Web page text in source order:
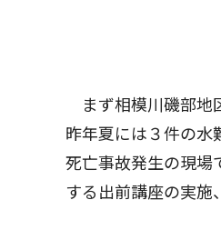
まず相模川磯部地
昨年夏には３件の水
死亡事故発生の現場
する出前講座の実施